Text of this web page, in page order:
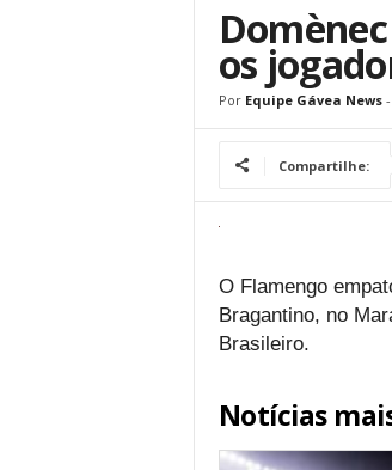
os
Por Equipe Gávea News-
Compartilhe:
O Flamengo
Bragantino, no
Brasileiro.
Notícias